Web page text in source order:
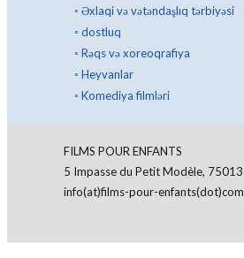
◦ Əxlaqi və vətəndaşlıq tərbiyəsi
◦ dostluq
◦ Rəqs və xoreoqrafiya
◦ Heyvanlar
◦ Komediya filmləri
FILMS POUR ENFANTS
5 Impasse du Petit Modèle,
info(at)films-pour-enfants(dot)com